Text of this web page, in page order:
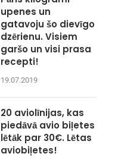
upenes un
gatavoju šo dievīgo
dzērienu. Visiem
garšo un visi prasa
recepti!
19.07.2019
20 aviolīnijas, kas
piedāvā avio biļetes
lētāk par 30€. Lētas
aviobiļetes!